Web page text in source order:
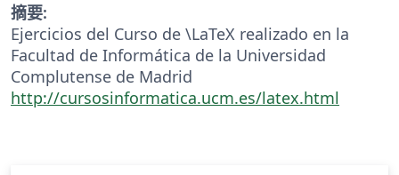
摘要:
Ejercicios del Curso de \LaTeX realizado en la
Facultad de Informática de la Universidad
Complutense de Madrid
http://cursosinformatica.ucm.es/latex.html